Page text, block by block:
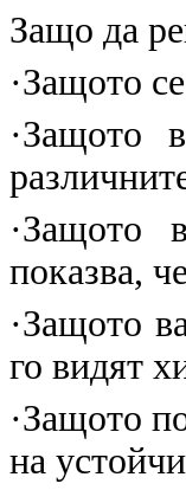
Защо да
·Защото
·Защото
·Защото
показва,
·Защото
го видят
·Защото
на